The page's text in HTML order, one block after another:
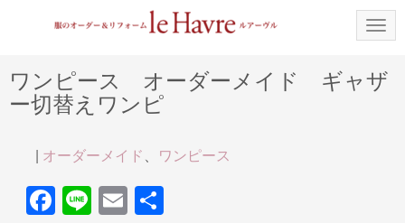
N
a
g
a
ワンピース オーダーメイド ギャザ
ー切替えワンピ
| オーダーメイド、 ワンピース
F Li E